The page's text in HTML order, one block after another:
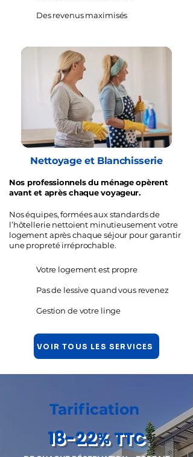
Des revenus maximisés
Nettoyage et Blanchisserie
Nos professionnels du ménage opèrent
avant et après chaque voyageur.
Nos équipes, formées aux standards de
l’hôtellerie nettoient minutieusement votre
logement après chaque séjour pour garantir
une propreté irréprochable.
Votre logement est propre
Pas de lessive quand vous revenez
Gestion de votre linge
VOIR TOUS LES SERVICES
Tarification
18-22% TTC